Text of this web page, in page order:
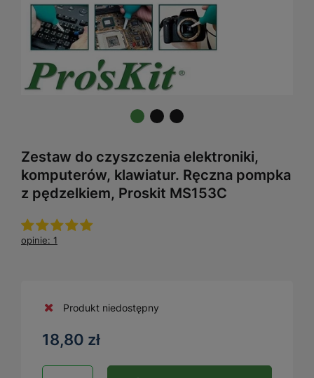
Zestaw do czyszczenia elektroniki,
komputerów, klawiatur. Ręczna pompka
z pędzelkiem, Proskit MS153C
opinie: 1
Produkt niedostępny
18,80 zł